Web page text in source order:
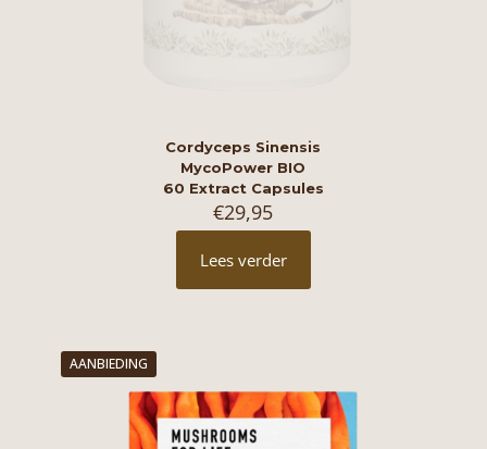
Cordyceps Sinensis
MycoPower BIO
60 Extract Capsules
€29,95
Lees verder
AANBIEDING